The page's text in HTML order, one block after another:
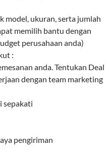
model, ukuran, serta jumlah
memilih bantu dengan
perusahaan anda)
:
anda. Tentukan Deal
dengan team marketing
sepakati
pengiriman